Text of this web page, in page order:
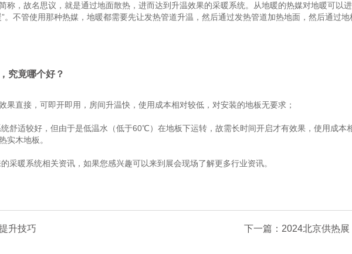
，故名思议，就是通过地面散热，进而达到升温效果的采暖系统。从地暖的热媒对地暖可以进
。不管使用那种热媒，地暖都需要先让发热管道升温，然后通过发热管道加热地面，然后通过
究竟哪个好？
直接，可即开即用，房间升温快，使用成本相对较低，对安装的地板无要求；
适较好，但由于是低温水（低于60℃）在地板下运转，故需长时间开启才有效果，使用成本
实木地板。
采暖系统相关资讯，如果您感兴趣可以来到展会现场了解更多行业资讯。
升技巧
下一篇：2024北京供热